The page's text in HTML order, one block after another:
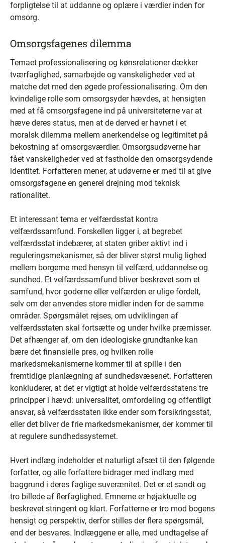
forpligtelse til at uddanne og oplære i værdier inden for
omsorg.
Omsorgsfagenes dilemma
Temaet professionalisering og kønsrelationer dækker
tværfaglighed, samarbejde og vanskeligheder ved at
matche det med den øgede professionalisering. Om den
kvindelige rolle som omsorgsyder hævdes, at hensigten
med at få omsorgsfagene ind på universiteterne var at
hæve deres status, men at de derved er havnet i et
moralsk dilemma mellem anerkendelse og legitimitet på
bekostning af omsorgsværdier. Omsorgsudøverne har
fået vanskeligheder ved at fastholde den omsorgsydende
identitet. Forfatteren mener, at udøverne er med til at give
omsorgsfagene en generel drejning mod teknisk
rationalitet.
Et interessant tema er velfærdsstat kontra
velfærdssamfund. Forskellen ligger i, at begrebet
velfærdsstat indebærer, at staten griber aktivt ind i
reguleringsmekanismer, så der bliver størst mulig lighed
mellem borgerne med hensyn til velfærd, uddannelse og
sundhed. Et velfærdssamfund bliver beskrevet som et
samfund, hvor goderne eller velfærden er ulige fordelt,
selv om der anvendes store midler inden for de samme
områder. Spørgsmålet rejses, om udviklingen af
velfærdsstaten skal fortsætte og under hvilke præmisser.
Det afhænger af, om den ideologiske grundtanke kan
bære det finansielle pres, og hvilken rolle
markedsmekanismerne kommer til at spille i den
fremtidige planlægning af sundhedsvæsenet. Forfatteren
konkluderer, at det er vigtigt at holde velfærdsstatens tre
principper i hævd: universalitet, omfordeling og offentligt
ansvar, så velfærdsstaten ikke ender som forsikringsstat,
eller det bliver de frie markedsmekanismer, der kommer til
at regulere sundhedssystemet.
Hvert indlæg indeholder et naturligt afsæt til den følgende
forfatter, og alle forfattere bidrager med indlæg med
baggrund i deres faglige suverænitet. Det er et sandt og
tro billede af flerfaglighed. Emnerne er højaktuelle og
beskrevet stringent og klart. Forfatterne er tro mod bogens
hensigt og perspektiv, derfor stilles der flere spørgsmål,
end der besvares. Indlæggene er alle, med undtagelse af